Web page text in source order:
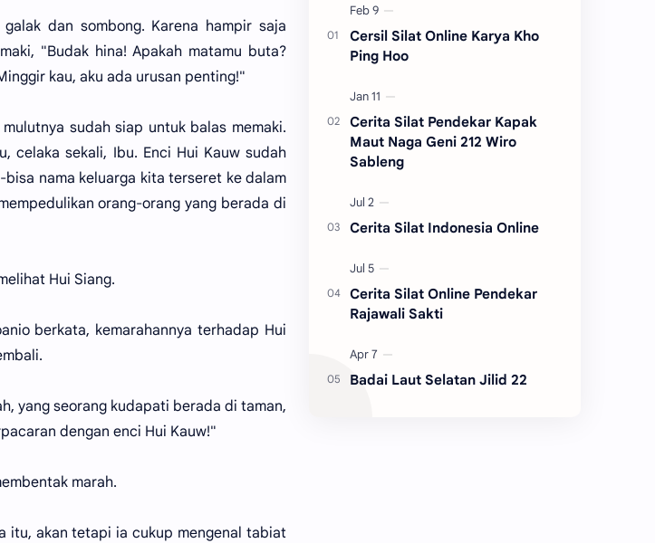
dan sombong. Karena hampir saja
"Budak hina! Apakah matamu buta?
kau, aku ada urusan penting!"
sudah siap untuk balas memaki.
celaka sekali, Ibu. Enci Hui Kauw sudah
nama keluarga kita terseret ke dalam
orang-orang yang berada di
Hui Siang.
berkata, kemarahannya terhadap Hui
yang seorang kudapati berada di taman,
dengan enci Hui Kauw!"
marah.
itu, akan tetapi ia cukup mengenal tabiat
Cersil Silat Online Karya Kho
Ping Hoo
Cerita Silat Pendekar Kapak
Maut Naga Geni 212 Wiro
Sableng
Cerita Silat Indonesia Online
Cerita Silat Online Pendekar
Rajawali Sakti
Badai Laut Selatan Jilid 22